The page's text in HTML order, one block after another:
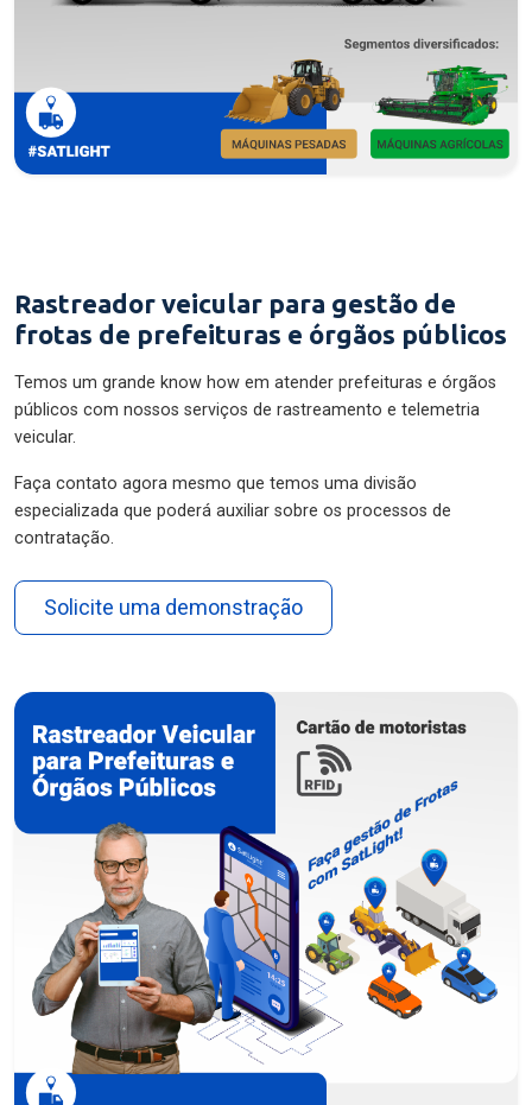
Rastreador veicular para gestão de
frotas de prefeituras e órgãos públicos
Temos um grande know how em atender prefeituras e órgãos
públicos com nossos serviços de rastreamento e telemetria
veicular.
Faça contato agora mesmo que temos uma divisão
especializada que poderá auxiliar sobre os processos de
contratação.
Solicite uma demonstração